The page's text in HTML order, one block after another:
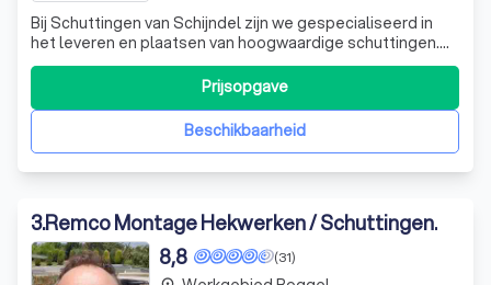
Bij Schuttingen van Schijndel zijn we gespecialiseerd in
het leveren en plaatsen van hoogwaardige schuttingen.
Met een breed assortiment aan schuttingen, variërend
van hout-betonschuttingen tot betonschuttingen, bieden
we voor elke tuin een passende oplossing. Onze
schuttingen zijn niet alleen funct
Beschikbaarheid
Prijsopgave
3.Remco Montage Hekwerken / Schuttingen.
(31)
8,8